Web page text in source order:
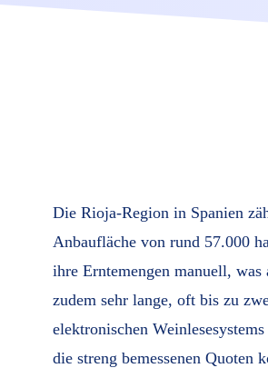
Die Rioja-Region in Spanien
Anbaufläche von rund 57.000
ihre Erntemengen manuell,
zudem sehr lange, oft bis zu
elektronischen
die streng bemessenen Quoten